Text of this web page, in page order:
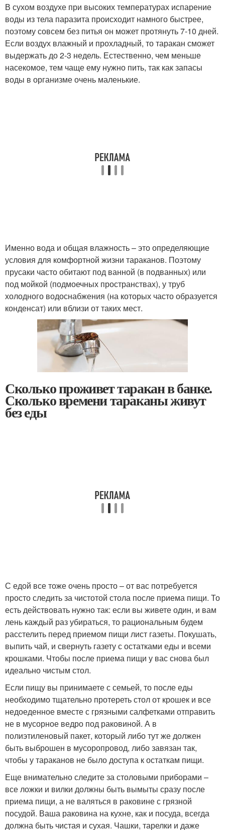
В сухом воздухе при высоких температурах испарение
воды из тела паразита происходит намного быстрее,
поэтому совсем без питья он может протянуть 7-10 дней.
Если воздух влажный и прохладный, то таракан сможет
выдержать до 2-3 недель. Естественно, чем меньше
насекомое, тем чаще ему нужно пить, так как запасы
воды в организме очень маленькие.
Именно вода и общая влажность – это определяющие
условия для комфортной жизни тараканов. Поэтому
прусаки часто обитают под ванной (в подванных) или
под мойкой (подмоечных пространствах), у труб
холодного водоснабжения (на которых часто образуется
конденсат) или вблизи от таких мест.
Сколько проживет таракан в банке.
Сколько времени тараканы живут
без еды
С едой все тоже очень просто – от вас потребуется
просто следить за чистотой стола после приема пищи. То
есть действовать нужно так: если вы живете один, и вам
лень каждый раз убираться, то рациональным будем
расстелить перед приемом пищи лист газеты. Покушать,
выпить чай, и свернуть газету с остатками еды и всеми
крошками. Чтобы после приема пищи у вас снова был
идеально чистым стол.
Если пищу вы принимаете с семьей, то после еды
необходимо тщательно протереть стол от крошек и все
недоеденное вместе с грязными салфетками отправить
не в мусорное ведро под раковиной. А в
полиэтиленовый пакет, который либо тут же должен
быть выброшен в мусоропровод, либо завязан так,
чтобы у тараканов не было доступа к остаткам пищи.
Еще внимательно следите за столовыми приборами –
все ложки и вилки должны быть вымыты сразу после
приема пищи, а не валяться в раковине с грязной
посудой. Ваша раковина на кухне, как и посуда, всегда
должна быть чистая и сухая. Чашки, тарелки и даже